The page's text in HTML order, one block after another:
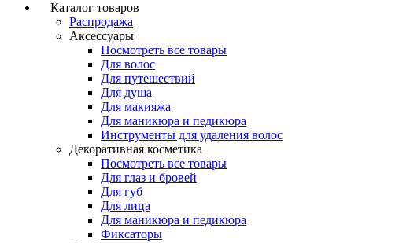
Каталог товаров
Распродажа
Аксессуары
Посмотреть все товары
Для волос
Для путешествий
Для душа
Для макияжа
Для маникюра и педикюра
Инструменты для удаления волос
Декоративная косметика
Посмотреть все товары
Для глаз и бровей
Для губ
Для лица
Для маникюра и педикюра
Фиксаторы